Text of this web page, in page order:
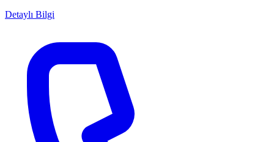
Detaylı Bilgi